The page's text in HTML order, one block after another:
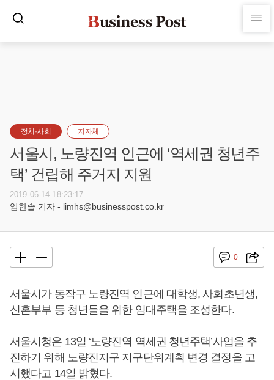
정치·사회 지자체
서울시, 노량진역 인근에 ‘역세권 청년주
택’ 건립해 주거지 지원
2019-06-14 18:23:17
임한솔 기자 - limhs@businesspost.co.kr
0
서울시가 동작구 노량진역 인근에 대학생, 사회초년생,
신혼부부 등 청년들을 위한 임대주택을 조성한다.
서울시청은 13일 ‘노량진역 역세권 청년주택’사업을 추
진하기 위해 노량진지구 지구단위계획 변경 결정을 고
시했다고 14일 밝혔다.